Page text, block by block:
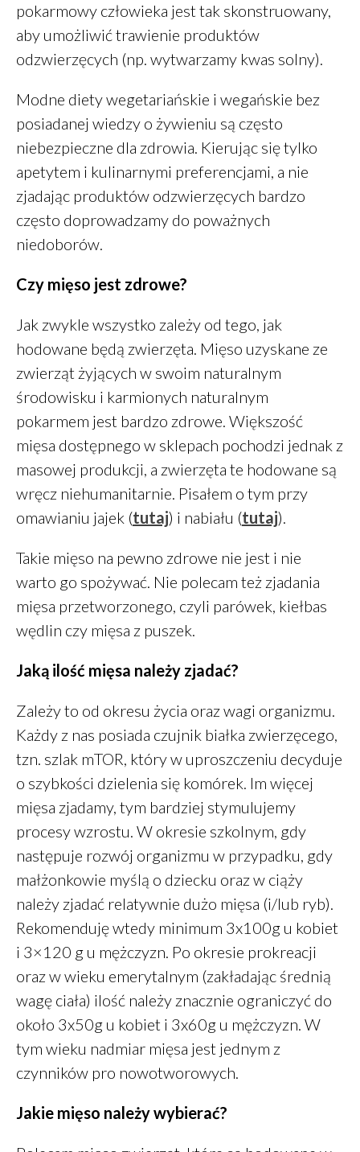
marzec 2022
styczeń 2022
listopad 2021
lipiec 2021
czerwiec 2021
maj 2021
kwiecień 2021
luty 2021
styczeń 2021
sierpień 2020
lipiec 2020
maj 2020
marzec 2020
czerwiec 2019
maj 2019
marzec 2019
luty 2019
październik 2018
sierpień 2018
czerwiec 2018
maj 2018
marzec 2018
Zaloguj się
Kanał wpisów
Kanał komentarzy
pokarmowy człowieka jest tak skonstruowany,
aby umożliwić trawienie produktów
odzwierzęcych (np. wytwarzamy kwas solny).
Modne diety wegetariańskie i wegańskie bez
posiadanej wiedzy o żywieniu są często
niebezpieczne dla zdrowia. Kierując się tylko
apetytem i kulinarnymi preferencjami, a nie
zjadając produktów odzwierzęcych bardzo
często doprowadzamy do poważnych
niedoborów.
Czy mięso jest zdrowe?
Jak zwykle wszystko zależy od tego, jak
hodowane będą zwierzęta. Mięso uzyskane ze
zwierząt żyjących w swoim naturalnym
środowisku i karmionych naturalnym
pokarmem jest bardzo zdrowe. Większość
mięsa dostępnego w sklepach pochodzi jednak z
masowej produkcji, a zwierzęta te hodowane są
wręcz niehumanitarnie. Pisałem o tym przy
omawianiu jajek (tutaj) i nabiału (tutaj).
Takie mięso na pewno zdrowe nie jest i nie
warto go spożywać. Nie polecam też zjadania
mięsa przetworzonego, czyli parówek, kiełbas
wędlin czy mięsa z puszek.
Jaką ilość mięsa należy zjadać?
Zależy to od okresu życia oraz wagi organizmu.
Każdy z nas posiada czujnik białka zwierzęcego,
tzn. szlak mTOR, który w uproszczeniu decyduje
o szybkości dzielenia się komórek. Im więcej
mięsa zjadamy, tym bardziej stymulujemy
procesy wzrostu. W okresie szkolnym, gdy
następuje rozwój organizmu w przypadku, gdy
małżonkowie myślą o dziecku oraz w ciąży
należy zjadać relatywnie dużo mięsa (i/lub ryb).
Rekomenduję wtedy minimum 3x100g u kobiet
i 3×120 g u mężczyzn. Po okresie prokreacji
oraz w wieku emerytalnym (zakładając średnią
wagę ciała) ilość należy znacznie ograniczyć do
około 3x50g u kobiet i 3x60g u mężczyzn. W
tym wieku nadmiar mięsa jest jednym z
czynników pro nowotworowych.
Jakie mięso należy wybierać?